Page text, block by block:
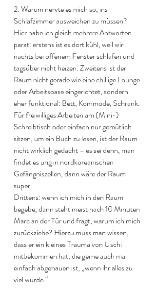
2. Warum nervte es mich so, ins
Schlafzimmer ausweichen zu müssen?
Hier habe ich gleich mehrere Antworten
parat: erstens ist es dort kühl, weil wir
nachts bei offenem Fenster schlafen und
tagsüber nicht heizen. Zweitens ist der
Raum nicht gerade wie eine chillige Lounge
oder Arbeitsoase eingerichtet, sondern
eher funktional: Bett, Kommode, Schrank.
Für freiwilliges Arbeiten am (Mini-)
Schreibtisch oder einfach nur gemütlich
sitzen, um ein Buch zu lesen, ist der Raum
nicht wirklich gedacht – es sei denn, man
findet es urig in nordkoreanischen
Gefängniszellen, dann wäre der Raum
super.
Drittens: wenn ich mich in den Raum
begebe, dann steht meist nach 10 Minuten
Marc an der Tür und fragt, warum ich mich
zurückziehe? Hierzu muss man wissen,
dass er ein kleines Trauma von Uschi
mitbekommen hat, die gerne auch mal
einfach abgehauen ist, „wenn ihr alles zu
viel wurde.“